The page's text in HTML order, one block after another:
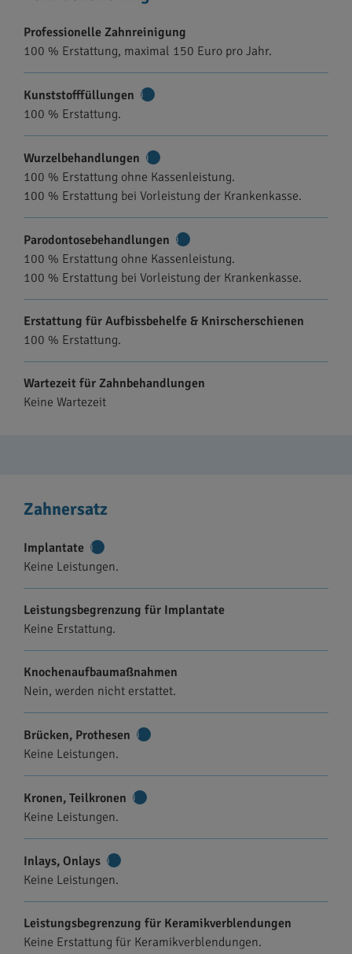
Professionelle Zahnreinigung
100 % Erstattung, maximal 150 Euro pro Jahr.
Kunststofffüllungen
100 % Erstattung.
Wurzelbehandlungen
Informationen
100 % Erstattung ohne Kassenleistung.
100 % Erstattung bei Vorleistung der Krankenkasse.
Parodontosebehandlungen
Informationen
100 % Erstattung ohne Kassenleistung.
100 % Erstattung bei Vorleistung der Krankenkasse.
Erstattung für Aufbissbehelfe & Knirscherschienen
100 % Erstattung.
Wartezeit für Zahnbehandlungen
Keine Wartezeit
Zahnersatz
Implantate
Informationen
Keine Leistungen.
Leistungsbegrenzung für Implantate
Keine Erstattung.
Knochenaufbaumaßnahmen
Nein, werden nicht erstattet.
Brücken, Prothesen
Keine Leistungen.
Kronen, Teilkronen
Keine Leistungen.
Inlays, Onlays
Informationen
Keine Leistungen.
Leistungsbegrenzung für Keramikverblendungen
Keine Erstattung für Keramikverblendungen.